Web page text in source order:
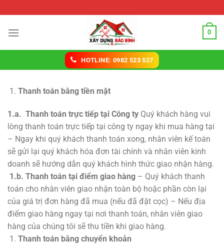
đến
nội
0
HOTLINE: 0982 523 527
Thanh toán bằng tiền mặt
1.a. Thanh toán trực tiếp tại Công ty Quý khách hàng vui
lòng thanh toán trực tiếp tại công ty ngay khi mua hàng tại
– Ngay khi quý khách thanh toán xong, nhân viên kế toán
sẽ gửi lại quý khách hóa đơn tài chính và nhân viên kinh
doanh sẽ hướng dẫn quý khách hình thức giao nhận hàng.
1.b. Thanh toán tại điểm giao hàng – Quý khách thanh
toán cho nhân viên giao nhận toàn bộ hoặc phần còn lại
của giá trị đơn hàng đã mua (nếu đã đặt cọc) – Nếu địa
điểm giao hàng ngay tại nơi thanh toán, nhân viên giao
hàng của chúng tôi sẽ thu tiền khi giao hàng.
Thanh toán bằng chuyển khoản